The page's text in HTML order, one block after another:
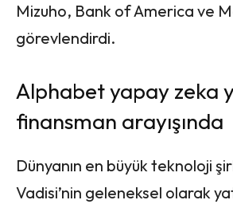
Mizuho, ​​Bank of America ve
görevlendirdi.
Alphabet yapay zeka
finansman arayışında
Dünyanın en büyük teknoloji
Vadisi’nin geleneksel olarak